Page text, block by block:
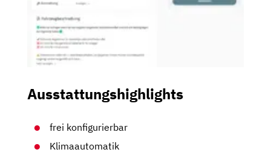
Ausstattungshighlights
frei konfigurierbar
Klimaautomatik